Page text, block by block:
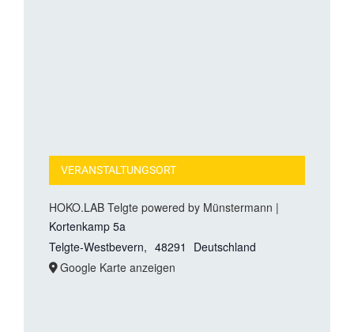
VERANSTALTUNGSORT
HOKO.LAB Telgte powered by Münstermann |
Kortenkamp 5a
Telgte-Westbevern, 48291
Deutschland
Google Karte anzeigen